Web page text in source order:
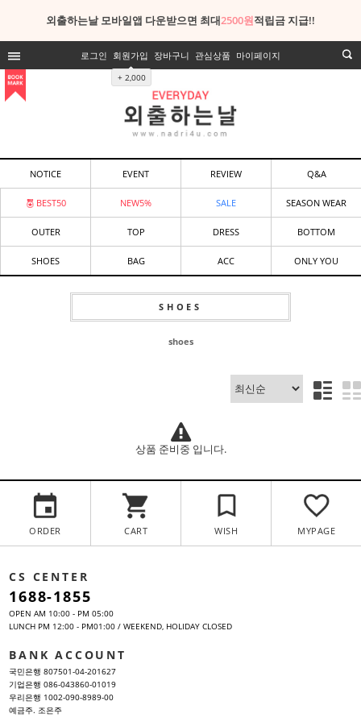
외출하는날 모바일앱 다운받으면 최대2500원적립금 지급!!
로그인 회원가입
+ 2,000
장바구니 관심상품 마이페이지
NOTICE EVENT REVIEW Q&A
BEST50 NEW5% SALE SEASON WEAR
OUTER TOP DRESS BOTTOM
SHOES BAG ACC ONLY YOU
SHOES
shoes
상품 준비중 입니다.
ORDER CART WISH MYPAGE
CS CENTER
1688-1855
OPEN AM 10:00 - PM 05:00
LUNCH PM 12:00 - PM01:00 / WEEKEND, HOLIDAY CLOSED
BANK ACCOUNT
국민은행 807501-04-201627
기업은행 086-043860-01019
우리은행 1002-090-8989-00
예금주. 조은주